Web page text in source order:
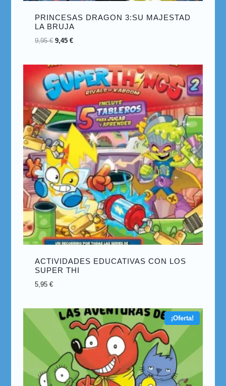
PRINCESAS DRAGON 3:SU MAJESTAD
LA BRUJA
9,95€ 9,45€
ACTIVIDADES EDUCATIVAS CON LOS
SUPER THI
5,95€
¡Oferta!